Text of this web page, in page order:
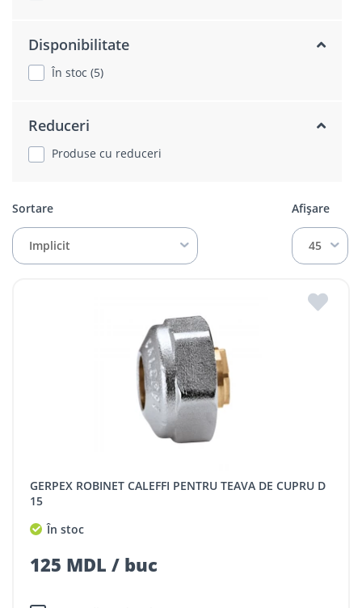
Disponibilitate
În stoc (5)
Reduceri
Produse cu reduceri
Sortare
Implicit
Afișare
45
GERPEX ROBINET CALEFFI PENTRU TEAVA DE CUPRU D
15
În stoc
125 MDL / buc